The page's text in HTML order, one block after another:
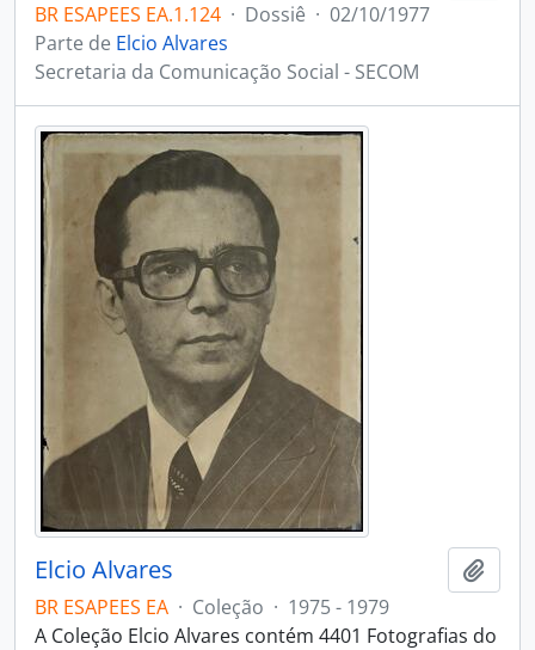
BR ESAPEES EA.1.124 · Dossiê · 02/10/1977
Parte de Elcio Alvares
Secretaria da Comunicação Social - SECOM
Elcio Alvares
BR ESAPEES EA · Coleção · 1975 - 1979
A Coleção Elcio Alvares contém 4401 Fotografias do